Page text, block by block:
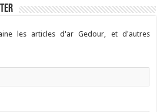
les articles d'ar Gedour, et d'autres